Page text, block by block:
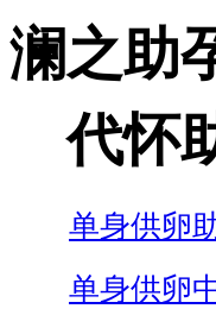
澜之助
代怀
单身供卵
单身供卵